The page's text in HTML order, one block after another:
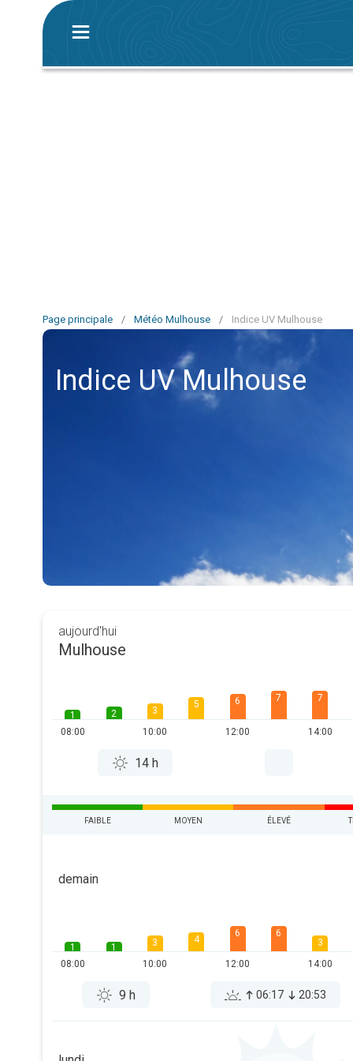
Page principale / Météo Mulhouse / Indice UV Mulhouse
Indice UV Mulhouse
aujourd'hui
Mulhouse
1
08:00
2
3
10:00
5 6
12:00
7 7
14:00
14 h
FAIBLE MOYEN ÉLEVÉ
demain
1
08:00
1
3
10:00
4
6
12:00
6
3
14:00
9 h 06:17 20:53